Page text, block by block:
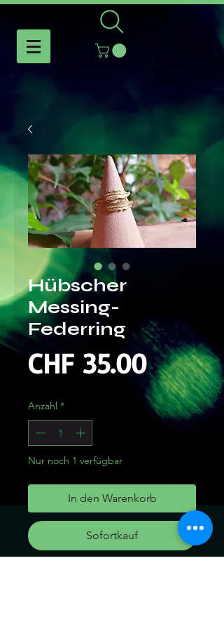
Hübscher
Messing-
Federring
CHF 35.00Preis
Anzahl *
Nur noch 1 verfügbar
In den Warenkorb
Sofortkauf